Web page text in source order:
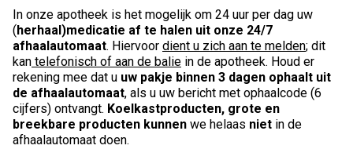
In onze apotheek is het mogelijk om 24 uur per dag uw
(herhaal)medicatie af te halen uit onze 24/7
afhaalautomaat. Hiervoor dient u zich aan te melden; dit
kan telefonisch of aan de balie in de apotheek. Houd er
rekening mee dat u uw pakje binnen 3 dagen ophaalt uit
de afhaalautomaat, als u uw bericht met ophaalcode (6
cijfers) ontvangt. Koelkastproducten, grote en
breekbare producten kunnen we helaas niet in de
afhaalautomaat doen.